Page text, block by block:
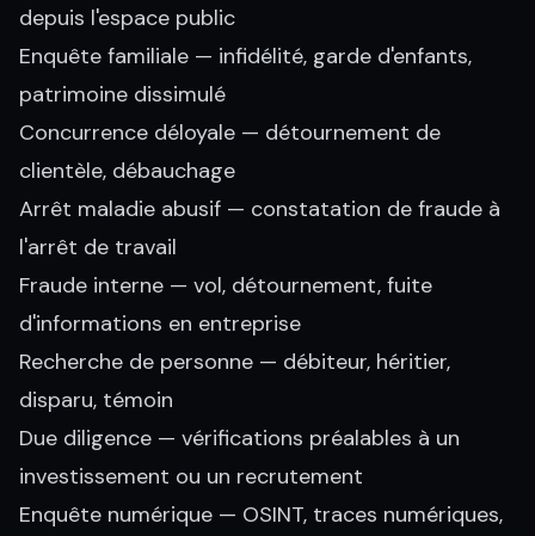
depuis l'espace public
Enquête familiale — infidélité, garde d'enfants,
patrimoine dissimulé
Concurrence déloyale — détournement de
clientèle, débauchage
Arrêt maladie abusif — constatation de fraude à
l'arrêt de travail
Fraude interne — vol, détournement, fuite
d'informations en entreprise
Recherche de personne — débiteur, héritier,
disparu, témoin
Due diligence — vérifications préalables à un
investissement ou un recrutement
Enquête numérique — OSINT, traces numériques,